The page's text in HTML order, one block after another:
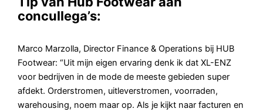
concullega’s:
Marco Marzolla, Director Finance & Operations bij HUB
Footwear: “Uit mijn eigen ervaring denk ik dat XL-ENZ
voor bedrijven in de mode de meeste gebieden super
afdekt. Orderstromen, uitleverstromen, voorraden,
warehousing, noem maar op. Als je kijkt naar facturen en